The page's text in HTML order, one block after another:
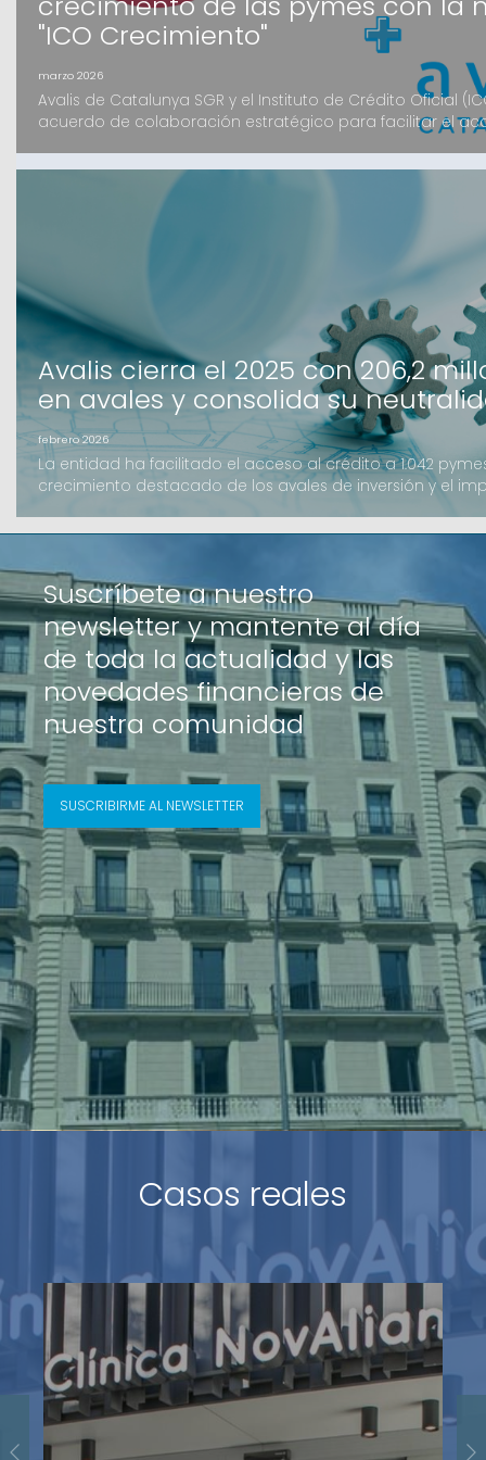
"ICO Crecimiento"
marzo 2026
Avalis de Catalunya SGR y el Instituto de Crédito Oficial
acuerdo de colaboración estratégico para facilitar el
pequeñas y medianas empresas podrán acceder a
preferentes y con el apoyo de la garan
Avalis cierra el 2025 con 206,2
en avales y consolida su
febrero 2026
La entidad ha facilitado el acceso al crédito a 1.042
crecimiento destacado de los avales de inversión y el
de importe formalizado de 206,2 millones de euros, una
Suscríbete a nuestro
newsletter y mantente al día
de toda la actualidad y las
novedades financieras de
nuestra comunidad
SUSCRIBIRME AL NEWSLETTER
Casos reales
BMAT Licensing SL
Avalis nos proporciona la confianza y el
soporte financiero necesarios para apostar
Units-4
Grupo Sur